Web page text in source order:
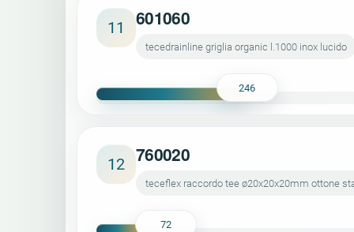
11 601060
tecedrainline griglia organic l.1000 inox lucido
246
12 760020
teceflex raccordo tee ø20x20x20mm ottone
72